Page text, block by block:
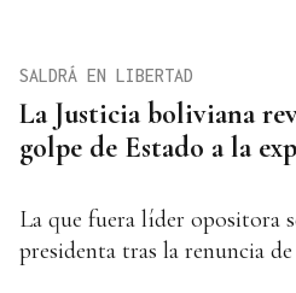
La Justicia boliviana
golpe de Estado a la
SALDRÁ EN LIBERTAD
La que fuera líder opositora
presidenta tras la renuncia